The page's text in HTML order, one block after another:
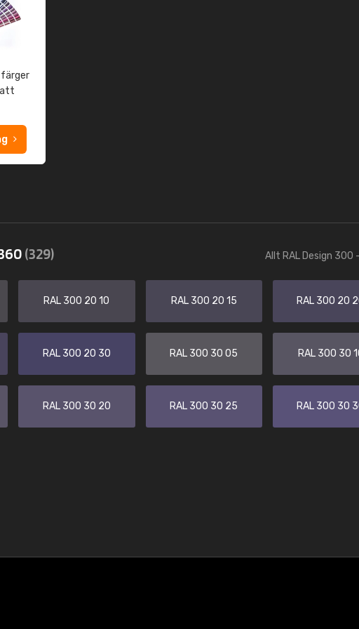
färger
(329) Allt RAL Design 300
RAL 300 20 10 RAL 300 20 15 RAL 300 20
RAL 300 20 30 RAL 300 30 05 RAL 300 30
RAL 300 30 20 RAL 300 30 25 RAL 300 30